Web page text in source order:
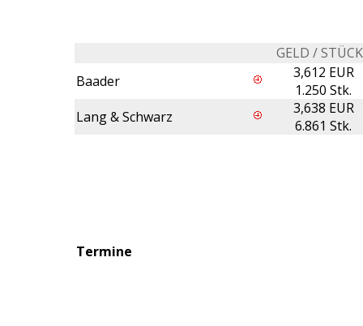
GELD /
Baader
3,612 EUR
1.250 Stk.
Lang & Schwarz
3,638 EUR
6.861 Stk.
Termine